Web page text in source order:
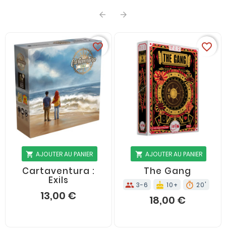
 
shopping_cart AJOUTER AU PANIER
  
Cartaventura :
Exils
13,00 €
favorite_border
shopping_cart AJOUTER AU PANIER
  
The Gang
groups3-6 cake 10+ timer 20'
18,00 €
favorite_border